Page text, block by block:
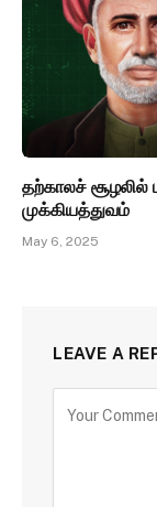
தற்காலச் சூழலில்
முக்கியத்துவம்
May 6, 2025
LEAVE A